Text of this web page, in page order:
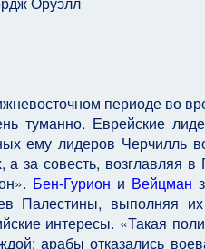
периоде во
туманно. Еврейские
ему лидеров Черчилль
а за совесть, возглавляя
Бен-Гурион и Вейцман
Палестины, выполняя
интересы. «Такая
арабы отказались